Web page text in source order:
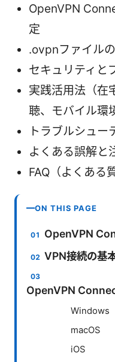
OpenVPN
定
.ovpnファイル
セキュリティと
実践活用法（在
聴、モバイル環
トラブルシュー
よくある誤解と
FAQ（よくある
ON THIS PAGE
OpenVPN
VPN接続の基
OpenVPN
Windows
macOS
iOS